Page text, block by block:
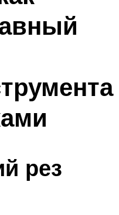
рез